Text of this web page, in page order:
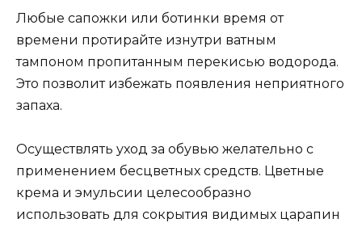
Любые сапожки или ботинки время от
времени протирайте изнутри ватным
тампоном пропитанным перекисью водорода.
Это позволит избежать появления неприятного
запаха.
Осуществлять уход за обувью желательно с
применением бесцветных средств. Цветные
крема и эмульсии целесообразно
использовать для сокрытия видимых царапин